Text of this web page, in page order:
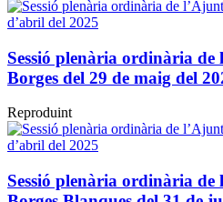
Sessió plenària ordinària de
Borges del 29 de maig del
Reproduint
Sessió plenària ordinària de